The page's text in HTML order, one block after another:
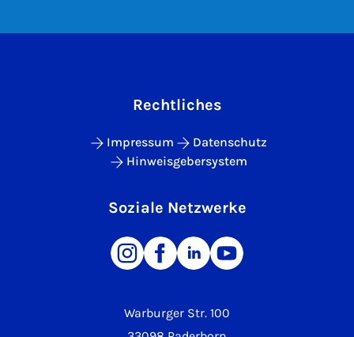
Warburger Str. 100
Rechtliches
Impressum
Datenschutz
Hinweisgebersystem
Soziale Netzwerke